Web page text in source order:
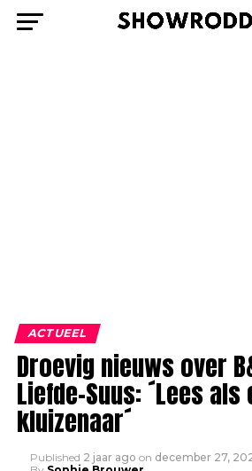
ACTUEEL
Droevig nieuws over
Liefde-Suus: ´Lees als
kluizenaar´
Published 2 jaar ago on december 27,